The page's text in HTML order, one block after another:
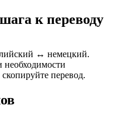
к переводу
↔ немецкий.
скопируйте перевод.